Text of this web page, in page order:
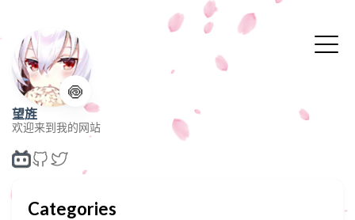
🍥
望旌
欢迎来到我的网站
Categories